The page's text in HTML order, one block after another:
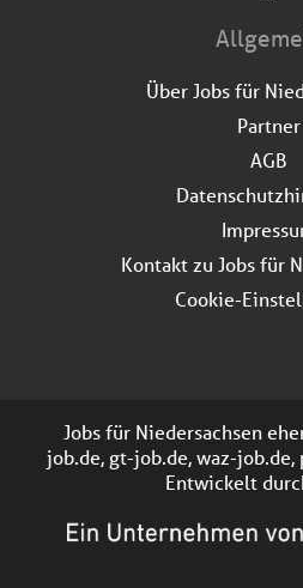
Über Jobs für
Partner
AGB
Kontakt zu Jobs für
Cookie-
Jobs für Niedersachsen
job.de, gt-job.de, waz-job.de,
Entwickelt